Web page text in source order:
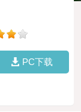
PC下载